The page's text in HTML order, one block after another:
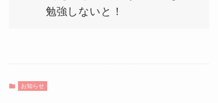
勉強しないと！
お知らせ